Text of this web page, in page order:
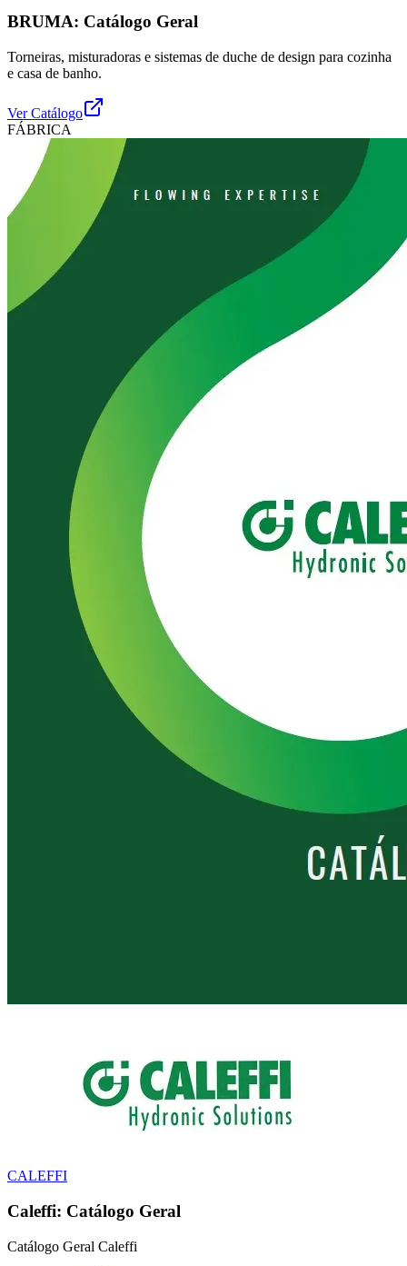
BRUMA: Catálogo Geral
Torneiras, misturadoras e sistemas de duche de design para cozinha
e casa de banho.
Ver Catálogo
FÁBRICA
CALEFFI
Caleffi: Catálogo Geral
Catálogo Geral Caleffi